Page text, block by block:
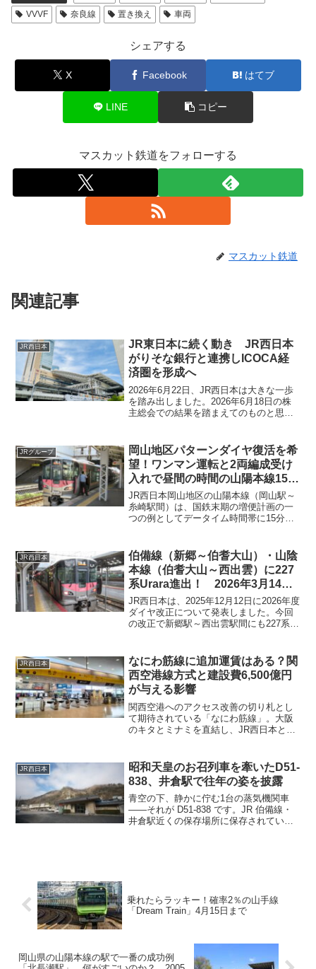
VVVF
奈良線 置き換え 車両
シェアする
X Facebook はてブ
LINE コピー
マスカット鉄道をフォローする
マスカット鉄道
関連記事
JR西日本
JR東日本に続く動き JR西日本
がりそな銀行と連携しICOCA経
済圏を形成へ
2026年6月22日、JR西日本は大きな一歩
を踏み出しました。2026年6月18日の株
主総会での結果を踏まえてのものと思わ
えた「交通 × 金融」の融合構想を打ち出
したの...
JRグループ
岡山地区パターンダイヤ復活を希
望！ワンマン運転と2両編成受け
入れで昼間の時間の山陽本線15分
間隔にもどせないか？ JR山陽
本線岡山地区ダイヤ改正私案
(2025年4月3日投稿分をもとに再
JR西日本岡山地区の山陽本線（岡山駅～
糸崎駅間）は、国鉄末期の増便計画の一
つの例としてデータイム時間帯に15分間
間2本もしくは3本の運転となっていま
す。貨物列車の運行もある区間ですの
で、ダイヤ調整が難しいところもあると
は思いますが、本当に不可能なのでしょ
うか。検討してみたいと思います。
JR西日本
伯備線（新郷～伯耆大山）・山陰
本線（伯耆大山～西出雲）に227
系Urara進出！ 2026年3月14日
ダイヤ改正
JR西日本は、2025年12月12日に2026年度
ダイヤ改正について発表しました。今回
の改正で新郷駅～西出雲駅間にも227系
が高いです。また、105系が運行している
福塩線については今回のダイヤ改正での
227系Uraraでの置き換えはない模様で
す。
JR西日本
なにわ筋線に追加運賃はある？関
西空港線方式と建設費6,500億円
が与える影響
関西空港へのアクセス改善の切り札とし
て期待されている「なにわ筋線」。大阪
のキタとミナミを直結し、JR西日本と南
最近、この路線について語られる中で、
静かに注目され始めてい...
JR西日本
昭和天皇のお召列車を牽いたD51-
838、井倉駅で往年の姿を披露
青空の下、静かに佇む1台の蒸気機関車
――それが D51-838 です。JR 伯備線・
井倉駅近くの保存場所に保存されている
乗れたらラッキー！確率2％の山手線
「Dream Train」4月15日まで
岡山県の山陽本線の駅で一番の成功例